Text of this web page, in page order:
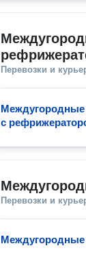
Перевозки и
Междугородные
с
Перевозки и
Междугородные